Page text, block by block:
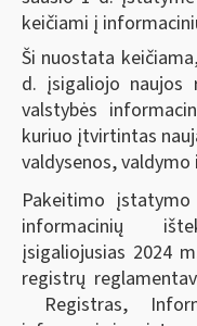
keičiami į
Ši nuostata
d. įsigaliojo naujos
valstybės
kuriuo įtvirtintas
valdysenos,
Pakeitimo
informacinių
įsigaliojusias 2024
registrų
Registras,